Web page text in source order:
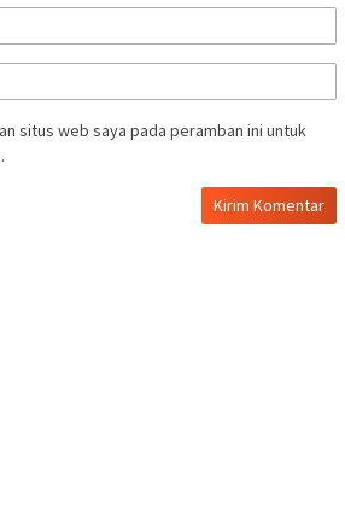
situs web saya pada peramban ini untuk